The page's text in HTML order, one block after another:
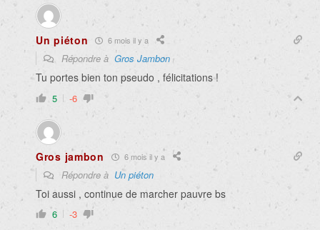
Un piéton 6 mois il y a
Répondre à Gros Jambon
Tu portes bien ton pseudo , félicitations !
5 -6
Gros jambon 6 mois il y a
Répondre à Un piéton
Toi aussi , continue de marcher pauvre bs
6 -3